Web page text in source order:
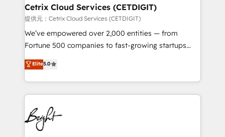
Award 🏆2020 Elite Solutions Partner 🏆2019
Integrations HubSpot Impact Award 🏆2019
Marketing Enablement HubSpot Impact Award 🏆
2018 Website Design HubSpot Impact Award 🏆2017
Growth-Driven Design Agency of the Year 🏆2016
Sales Enablement HubSpot Impact Award 🏆2015
HubSpot COS Performance Award 🏆2014 HubSpot
COS Design Award 🏆2013 HubSpot Marketplace
Cetrix Cloud Services (CETDIGIT)
提供元：Cetrix Cloud Services (CETDIGIT)
We’ve empowered over 2,000 entities — from
Fortune 500 companies to fast-growing startups
and nonprofits — to streamline operations, scale
revenue, and unlock the full potential of HubSpot.
With deep technical and industry expertise, we fuse
automation, integration, and AI innovation to deliver
lasting impact. We specialize in: • Turnkey and end-
to-end HubSpot implementations • Onboarding for
Sales, Service, Marketing & Content Hubs • AI voice
Elite5.0